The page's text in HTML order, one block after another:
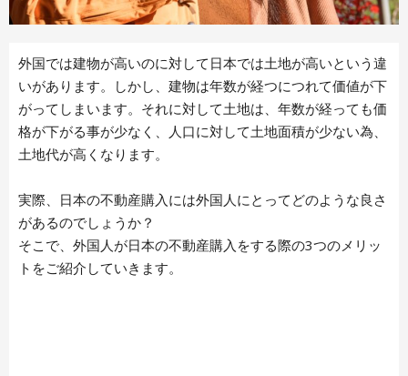
外国では建物が高いのに対して日本では土地が高いという違
いがあります。しかし、建物は年数が経つにつれて価値が下
がってしまいます。それに対して土地は、年数が経っても価
格が下がる事が少なく、人口に対して土地面積が少ない為、
土地代が高くなります。
実際、日本の不動産購入には外国人にとってどのような良さ
があるのでしょうか？
そこで、外国人が日本の不動産購入をする際の3つのメリッ
トをご紹介していきます。